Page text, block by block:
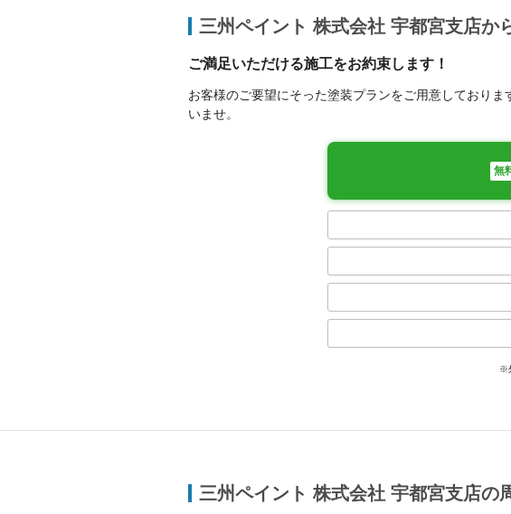
三州ペイント 株式会社 宇都宮支店か
ご満足いただける施工をお約束します！
お客様のご要望にそった塗装プランをご用意しており
いませ。
無
※
三州ペイント 株式会社 宇都宮支店の